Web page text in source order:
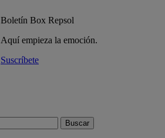
Boletín Box Repsol
Aquí empieza la emoción.
Suscríbete